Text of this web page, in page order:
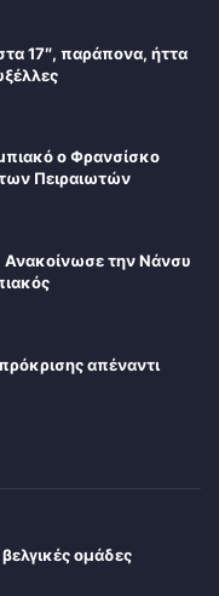
17″, παράπονα, ήττα
ο Φρανσίσκο
Πειραιωτών
την Νάνσυ
απέναντι
ομάδες